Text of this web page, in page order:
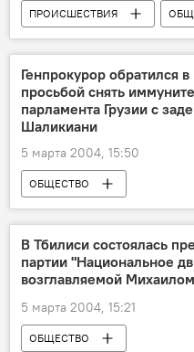
ПРОИСШЕСТВИЯ
Генпрокурор обратился
просьбой снять
парламента Грузии с
Шаликиани
5 марта 2004, 15:50
ОБЩЕСТВО
В Тбилиси состоялась
партии "Национальное
возглавляемой
5 марта 2004, 15:21
ОБЩЕСТВО